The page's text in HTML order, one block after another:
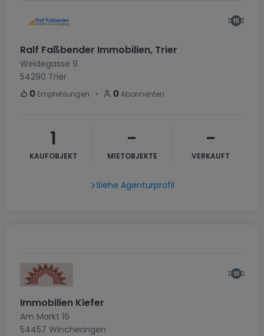
Ralf Faßbender Immobilien, Trier
Weidegasse 9
54290 Trier
0 Empfehlungen ・ 0 Abonnenten
1
KAUFOBJEKT
-
MIETOBJEKTE
-
VERKAUFT
Siehe Agenturprofil
Immobilien Kiefer
Am Markt 16
54457 Wincheringen